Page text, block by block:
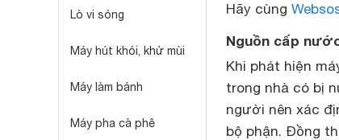
Lò vi sóng
Máy hút khói, khử mùi
Máy làm bánh
Máy pha cà phê
Hãy cùng
Nguồn cấp
Khi phát hiện
trong nhà có bị
người nên xác
bộ phận. Đồng